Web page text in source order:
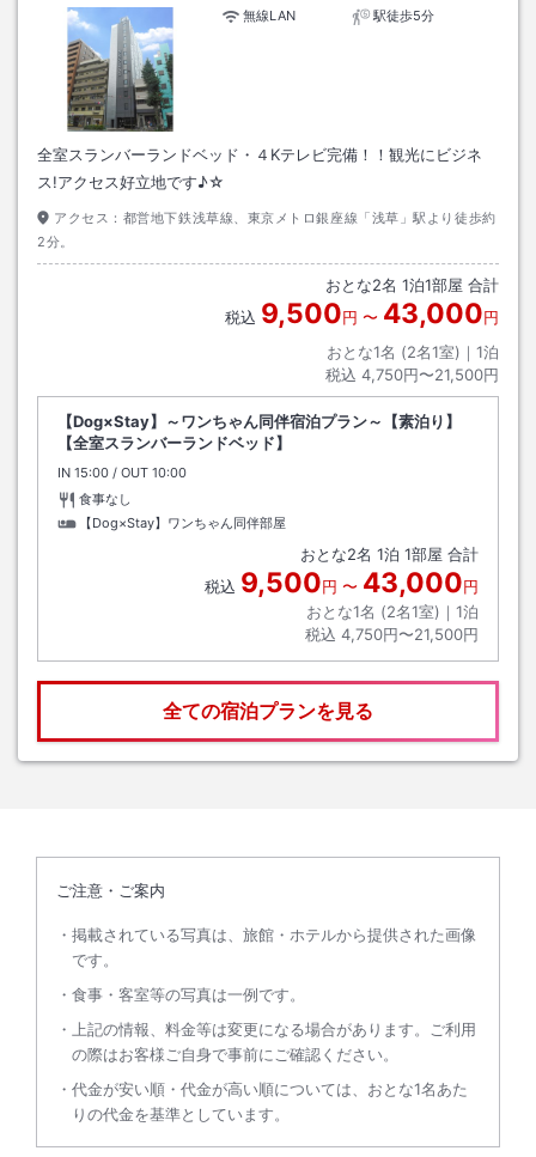
無線LAN
駅徒歩5分
全室スランバーランドベッド・４Kテレビ完備！！観光にビジネ
ス!アクセス好立地です♪☆
アクセス： 都営地下鉄浅草線、東京メトロ銀座線「浅草」駅より徒歩約
2分。
おとな2名 1泊1部屋 合計
税込 9,500円 〜 43,000円
おとな1名 (2名1室)｜ 1泊
税込 4,750円〜21,500円
【Dog×Stay】～ワンちゃん同伴宿泊プラン～【素泊り】
【全室スランバーランドベッド】
IN チェックイン
15:00 / OUT チェックアウト
10:00
食事なし
【Dog×Stay】ワンちゃん同伴部屋
おとな2名 1泊 1部屋 合計
税込 9,500円 〜 43,000円
おとな1名 (2名1室)｜ 1泊
税込 4,750円〜21,500円
全ての宿泊プランを見る
ご注意・ご案内
掲載されている写真は、旅館・ホテルから提供された画像
です。
食事・客室等の写真は一例です。
上記の情報、料金等は変更になる場合があります。ご利用
の際はお客様ご自身で事前にご確認ください。
代金が安い順・代金が高い順については、おとな1名あた
りの代金を基準としています。